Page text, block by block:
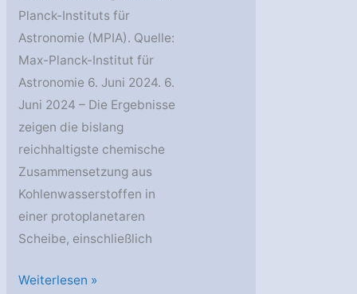
Planck-Instituts für
Astronomie (MPIA). Quelle:
Max-Planck-Institut für
Astronomie 6. Juni 2024. 6.
Juni 2024 – Die Ergebnisse
zeigen die bislang
reichhaltigste chemische
Zusammensetzung aus
Kohlenwasserstoffen in
einer protoplanetaren
Scheibe, einschließlich
MPIA:
Weiterlesen »